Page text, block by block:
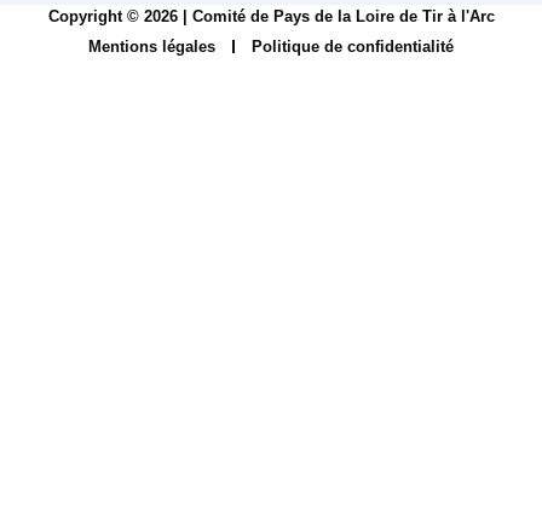
Copyright © 2026 | Comité de Pays de la Loire de Tir à l'Arc
Mentions légales
Politique de confidentialité